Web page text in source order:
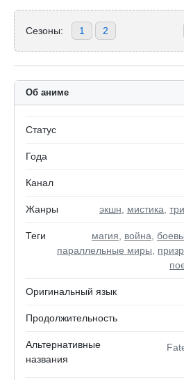
Сезоны: 1 2
Об аниме
Статус
Года
Канал
Жанры экшн мистика
Теги магия война
параллельные миры
Оригинальный язык
Продолжительность
Альтернативные
названия